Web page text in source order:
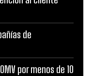
de
por menos de 10